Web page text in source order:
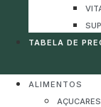
TABELA DE
ALIMENTOS
AÇUCARES